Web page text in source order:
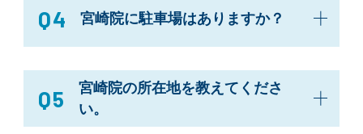
Q4 宮崎院に駐車場はありますか？
Q5
宮崎院の所在地を教えてくださ
い。